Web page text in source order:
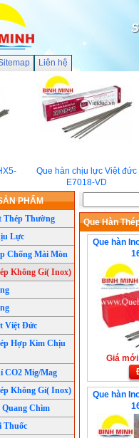
Liên hệ
Que hàn chịu lực Việt đức
E7018-VD
PHẨM
Thép Thường
Lực
Chống Mài Mòn
Không Gỉ( Inox)
Việt Đức
Hợp Kim Chịu
CO2 Mig/Mag
Không Gỉ( Inox)
Quang Chìm
Thuốc
Que Hàn
Que hàn
Giá
Que hàn